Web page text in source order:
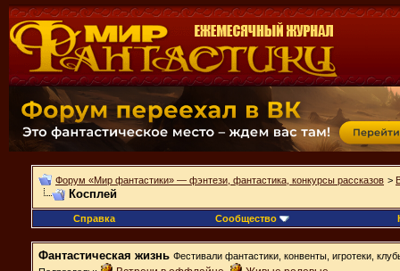
Форум «Мир фантастики» — фэнтези, фантастика, конкурсы рассказов >
Косплей
Справка Сообщество
Фантастическая жизнь Фестивали фантастики, конвенты, игротеки,